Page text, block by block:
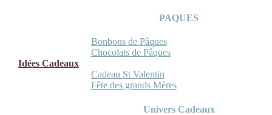
PAQUES
Bonbons de Pâques
Chocolats de Pâques
Idées Cadeaux
Cadeau St Valentin
Fête des grands Mères
Univers Cadeaux